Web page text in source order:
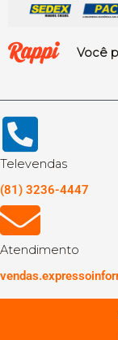
Você
Televendas
(81) 3236-4447
Atendimento